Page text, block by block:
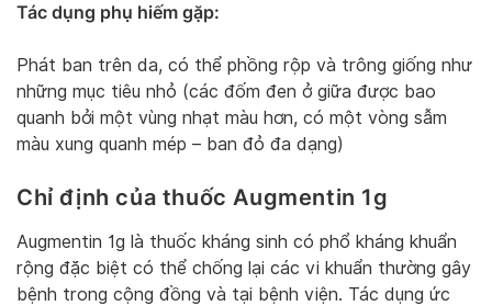
Tác dụng phụ hiếm gặp:
Phát ban trên da, có thể phồng rộp và trông giống như
những mục tiêu nhỏ (các đốm đen ở giữa được bao
quanh bởi một vùng nhạt màu hơn, có một vòng sẫm
màu xung quanh mép – ban đỏ đa dạng)
Chỉ định của thuốc Augmentin 1g
Augmentin 1g là thuốc kháng sinh có phổ kháng khuẩn
rộng đặc biệt có thể chống lại các vi khuẩn thường gây
bệnh trong cộng đồng và tại bệnh viện. Tác dụng ức